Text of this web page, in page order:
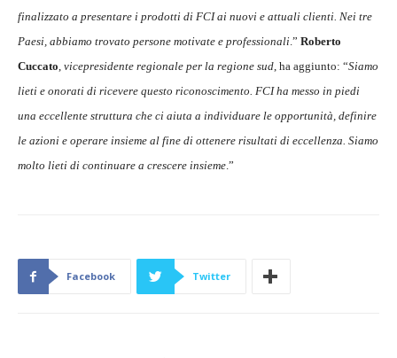
finalizzato a presentare i prodotti di FCI ai nuovi e attuali clienti. Nei tre
Paesi, abbiamo trovato persone motivate e professionali.” Roberto
Cuccato, vicepresidente regionale per la regione sud, ha aggiunto: “Siamo
lieti e onorati di ricevere questo riconoscimento. FCI ha messo in piedi
una eccellente struttura che ci aiuta a individuare le opportunità, definire
le azioni e operare insieme al fine di ottenere risultati di eccellenza. Siamo
molto lieti di continuare a crescere insieme.”
Facebook Twitter